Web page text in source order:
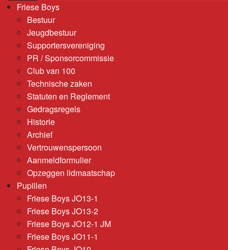
Friese Boys
Bestuur
Jeugdbestuur
Supportersvereniging
PR / Sponsorcommissie
Club van 100
Technische zaken
Statuten en Reglement
Gedragsregels
Historie
Archief
Vertrouwenspersoon
Aanmeldformulier
Opzeggen lidmaatschap
Pupillen
Friese Boys JO13-1
Friese Boys JO13-2
Friese Boys JO12-1 JM
Friese Boys JO11-1